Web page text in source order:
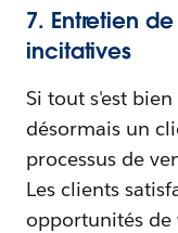
7. Entretien
incitatives
Si tout s'est
désormais un
processus de
Les clients
opportunités de